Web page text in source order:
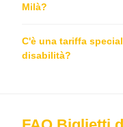
Milà?
C'è una tariffa
disabilità?